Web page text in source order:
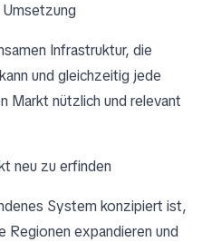
Infrastruktur, die
und gleichzeitig jede
Markt nützlich und relevant
neu zu erfinden
System konzipiert ist,
Regionen expandieren und